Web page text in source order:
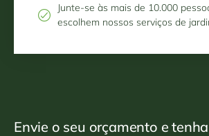
Junte-se às mais de 10.000
escolhem nossos serviços de
Envie o seu orçamento e